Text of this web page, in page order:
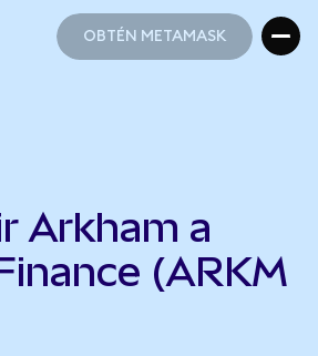
OBTÉN METAMASK
Arkham a
(ARKM